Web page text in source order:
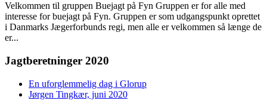
Velkommen til gruppen Buejagt på Fyn Gruppen er for alle med
interesse for buejagt på Fyn. Gruppen er som udgangspunkt oprettet
i Danmarks Jægerforbunds regi, men alle er velkommen så længe de
er...
Jagtberetninger 2020
En uforglemmelig dag i Glorup
Jørgen Tingkær, juni 2020